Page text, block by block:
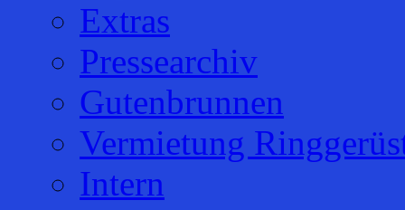
Extras
Pressearchiv
Gutenbrunnen
Vermietung
Intern